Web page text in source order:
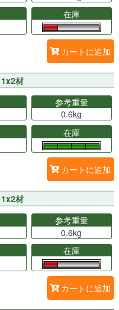
在庫
カートに追加
材
参考重量
0.6kg
在庫
カートに追加
材
参考重量
0.6kg
在庫
カートに追加